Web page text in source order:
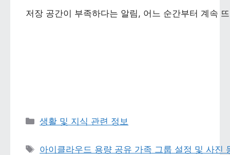
저장 공간이 부족하다는 알림, 어느 순간부터 계속
카테고리
생활 및 지식 관련 정보
태그
아이클라우드 용량 공유 가족 그룹 설정 및 사진